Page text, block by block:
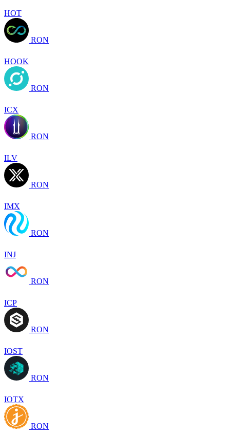
HOT
RON
HOOK
RON
ICX
RON
ILV
RON
IMX
RON
INJ
RON
ICP
RON
IOST
RON
IOTX
RON